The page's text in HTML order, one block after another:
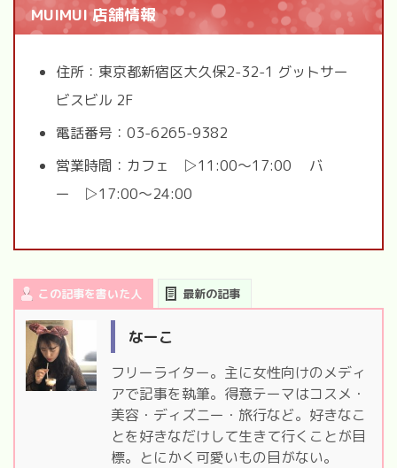
MUIMUI 店舗情報
住所：東京都新宿区大久保2-32-1 グットサー
ビスビル 2F
電話番号：03-6265-9382
営業時間：カフェ ▷11:00～17:00 バ
ー ▷17:00～24:00
この記事を書いた人 最新の記事
なーこ
フリーライター。主に女性向けのメディ
アで記事を執筆。得意テーマはコスメ・
美容・ディズニー・旅行など。好きなこ
とを好きなだけして生きて行くことが目
標。とにかく可愛いもの目がない。